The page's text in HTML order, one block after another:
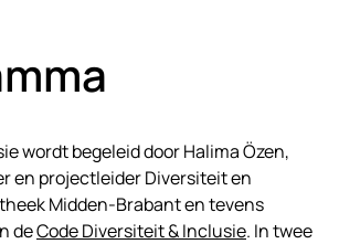
wordt begeleid door Halima Özen,
en projectleider Diversiteit en
Midden-Brabant en tevens
deCode Diversiteit & Inclusie. In twee